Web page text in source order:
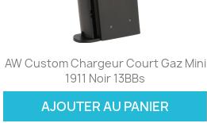
Aperçu rapide
AW Custom Chargeur Court Gaz Mini
1911 Noir 13BBs
AJOUTER AU PANIER